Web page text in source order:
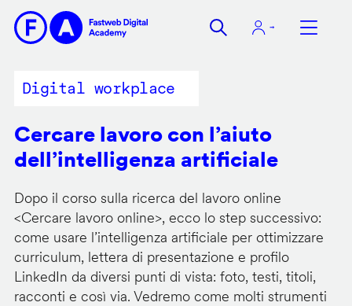
contenuto
Digital workplace
Cercare lavoro con l’aiuto
dell’intelligenza artificiale
Dopo il corso sulla ricerca del lavoro online
<Cercare lavoro online>, ecco lo step successivo:
come usare l’intelligenza artificiale per ottimizzare
curriculum, lettera di presentazione e profilo
LinkedIn da diversi punti di vista: foto, testi, titoli,
racconti e così via. Vedremo come molti strumenti